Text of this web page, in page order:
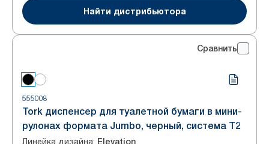
Найти дистрибьютора
Сравнить
555008
Tork диспенсер для туалетной бумаги в мини-
рулонах формата Jumbo, черный, система T2
Линейка дизайна: Elevation